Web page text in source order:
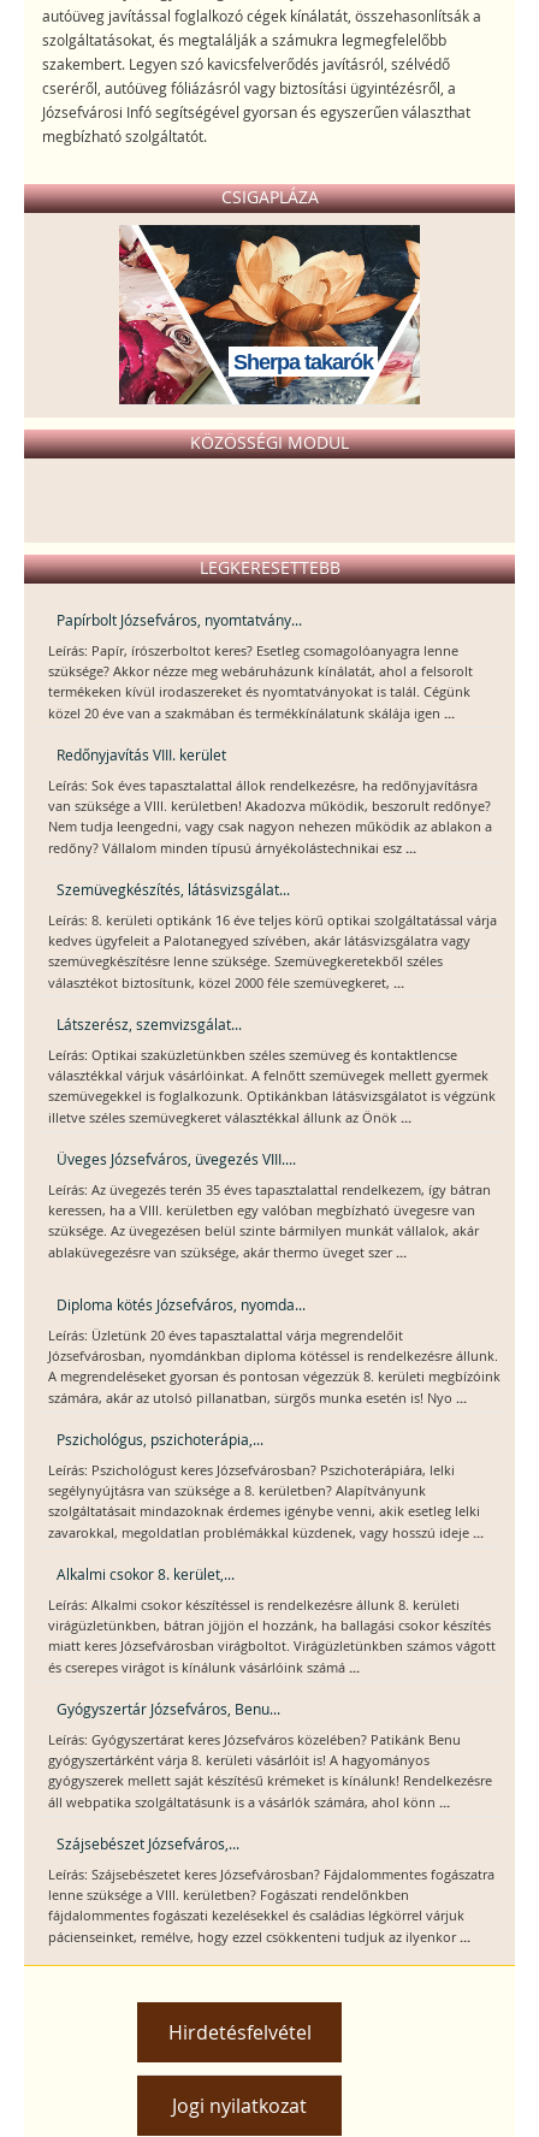
autóüveg javítással foglalkozó cégek kínálatát, összehasonlítsák a
szolgáltatásokat, és megtalálják a számukra legmegfelelőbb
szakembert. Legyen szó kavicsfelverődés javításról, szélvédő
cseréről, autóüveg fóliázásról vagy biztosítási ügyintézésről, a
Józsefvárosi Infó segítségével gyorsan és egyszerűen választhat
megbízható szolgáltatót.
CSIGAPLÁZA
Sherpa takarók
KÖZÖSSÉGI MODUL
LEGKERESETTEBB
Papírbolt Józsefváros, nyomtatvány...
Leírás: Papír, írószerboltot keres? Esetleg csomagolóanyagra lenne
szüksége? Akkor nézze meg webáruházunk kínálatát, ahol a felsorolt
termékeken kívül irodaszereket és nyomtatványokat is talál. Cégünk
közel 20 éve van a szakmában és termékkínálatunk skálája igen ...
Redőnyjavítás VIII. kerület
Leírás: Sok éves tapasztalattal állok rendelkezésre, ha redőnyjavításra
van szüksége a VIII. kerületben! Akadozva működik, beszorult redőnye?
Nem tudja leengedni, vagy csak nagyon nehezen működik az ablakon a
redőny? Vállalom minden típusú árnyékolástechnikai esz ...
Szemüvegkészítés, látásvizsgálat...
Leírás: 8. kerületi optikánk 16 éve teljes körű optikai szolgáltatással várja
kedves ügyfeleit a Palotanegyed szívében, akár látásvizsgálatra vagy
szemüvegkészítésre lenne szüksége. Szemüvegkeretekből széles
választékot biztosítunk, közel 2000 féle szemüvegkeret, ...
Látszerész, szemvizsgálat...
Leírás: Optikai szaküzletünkben széles szemüveg és kontaktlencse
választékkal várjuk vásárlóinkat. A felnőtt szemüvegek mellett gyermek
szemüvegekkel is foglalkozunk. Optikánkban látásvizsgálatot is végzünk
illetve széles szemüvegkeret választékkal állunk az Önök ...
Üveges Józsefváros, üvegezés VIII....
Leírás: Az üvegezés terén 35 éves tapasztalattal rendelkezem, így bátran
keressen, ha a VIII. kerületben egy valóban megbízható üvegesre van
szüksége. Az üvegezésen belül szinte bármilyen munkát vállalok, akár
ablaküvegezésre van szüksége, akár thermo üveget szer...
Diploma kötés Józsefváros, nyomda...
Leírás: Üzletünk 20 éves tapasztalattal várja megrendelőit
Józsefvárosban, nyomdánkban diploma kötéssel is rendelkezésre állunk.
A megrendeléseket gyorsan és pontosan végezzük 8. kerületi megbízóink
számára, akár az utolsó pillanatban, sürgős munka esetén is! Nyo ...
Pszichológus, pszichoterápia,...
Leírás: Pszichológust keres Józsefvárosban? Pszichoterápiára, lelki
segélynyújtásra van szüksége a 8. kerületben? Alapítványunk
szolgáltatásait mindazoknak érdemes igénybe venni, akik esetleg lelki
zavarokkal, megoldatlan problémákkal küzdenek, vagy hosszú ideje ...
Alkalmi csokor 8. kerület,...
Leírás: Alkalmi csokor készítéssel is rendelkezésre állunk 8. kerületi
virágüzletünkben, bátran jöjjön el hozzánk, ha ballagási csokor készítés
miatt keres Józsefvárosban virágboltot. Virágüzletünkben számos vágott
és cserepes virágot is kínálunk vásárlóink számá ...
Gyógyszertár Józsefváros, Benu...
Leírás: Gyógyszertárat keres Józsefváros közelében? Patikánk Benu
gyógyszertárként várja 8. kerületi vásárlóit is! A hagyományos
gyógyszerek mellett saját készítésű krémeket is kínálunk! Rendelkezésre
áll webpatika szolgáltatásunk is a vásárlók számára, ahol könn ...
Szájsebészet Józsefváros,...
Leírás: Szájsebészetet keres Józsefvárosban? Fájdalommentes fogászatra
lenne szüksége a VIII. kerületben? Fogászati rendelőnkben
fájdalommentes fogászati kezelésekkel és családias légkörrel várjuk
pácienseinket, remélve, hogy ezzel csökkenteni tudjuk az ilyenkor...
Hirdetésfelvétel
Jogi nyilatkozat